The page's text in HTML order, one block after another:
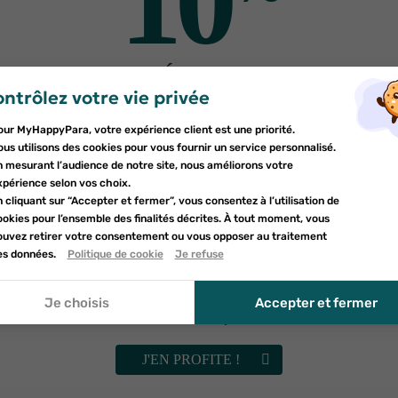
dentifrice
caries 75ml
5€07
Marvis dentifrice
Canelle 25ml
3€22
RUPTURE DE STOCK
à ma liste d'envies
Créer une nouvelle liste
une liste d'envies
de la liste d'envies
devez être connecté pour ajouter des produits à votre liste d'envies.
votre vie privée
MyHappyPara, votre expérience client est une priorité.
utilisons des cookies pour vous fournir un service personnalisé.
mesurant l’audience de notre site, nous améliorons votre
selon vos choix.
cliquant sur “Accepter et fermer”, vous consentez à l’utilisation de
pour l’ensemble des finalités décrites. À tout moment, vous
retirer votre consentement ou vous opposer au traitement
données.
Politique de cookie Je refuse
Je choisis Accepter et fermer
DE RÉDUCTION
sur votre première commande
Inscrivez-vous à notre newsletter et profitez
d'une réduction sur votre première commande*
ce formulaire, j'accepte que les informations saisies soient
le cadre de ma demande et de la relation commerciale qui peut en
à la politique de confidentialité.
J'EN PROFITE !